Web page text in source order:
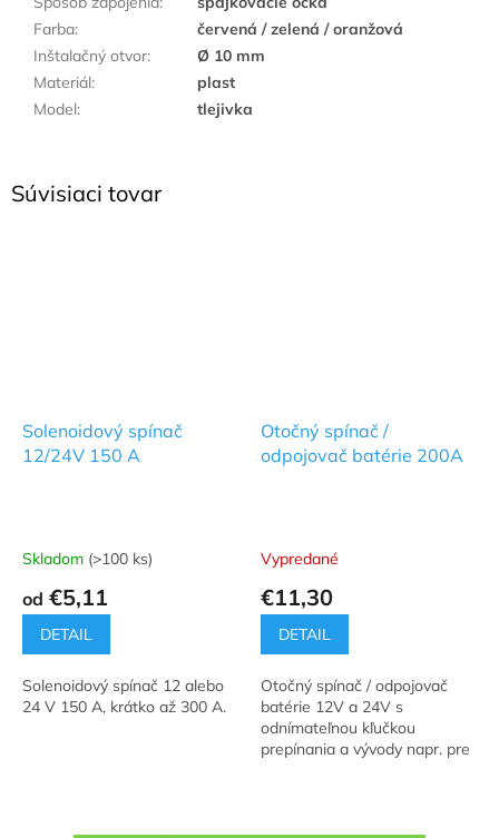
Súvisiaci tovar
Solenoidový spínač
12/24V 150 A
Skladom (>100 ks)
od €5,11
DETAIL
Solenoidový spínač 12 alebo
24 V 150 A, krátko až 300 A.
Otočný spínač /
odpojovač batérie 200A
Vypredané
€11,30
DETAIL
Otočný spínač / odpojovač
batérie 12V a 24V s
odnímateľnou kľučkou
prepínania a vývody napr. pre
Farba:
červená / zelená / oranžová
Inštalačný otvor:
Ø 10 mm
Materiál:
plast
Model: tlejivka